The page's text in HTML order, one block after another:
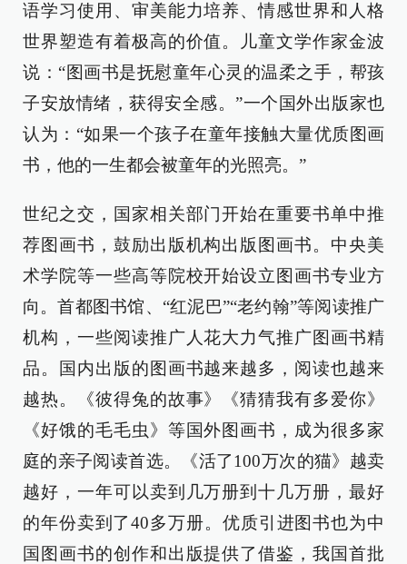
语学习使用、审美能力培养、情感世界和人格
世界塑造有着极高的价值。儿童文学作家金波
说：“图画书是抚慰童年心灵的温柔之手，帮孩
子安放情绪，获得安全感。”一个国外出版家也
认为：“如果一个孩子在童年接触大量优质图画
书，他的一生都会被童年的光照亮。”
世纪之交，国家相关部门开始在重要书单中推
荐图画书，鼓励出版机构出版图画书。中央美
术学院等一些高等院校开始设立图画书专业方
向。首都图书馆、“红泥巴”“老约翰”等阅读推广
机构，一些阅读推广人花大力气推广图画书精
品。国内出版的图画书越来越多，阅读也越来
越热。《彼得兔的故事》《猜猜我有多爱你》
《好饿的毛毛虫》等国外图画书，成为很多家
庭的亲子阅读首选。《活了100万次的猫》越卖
越好，一年可以卖到几万册到十几万册，最好
的年份卖到了40多万册。优质引进图书也为中
国图画书的创作和出版提供了借鉴，我国首批